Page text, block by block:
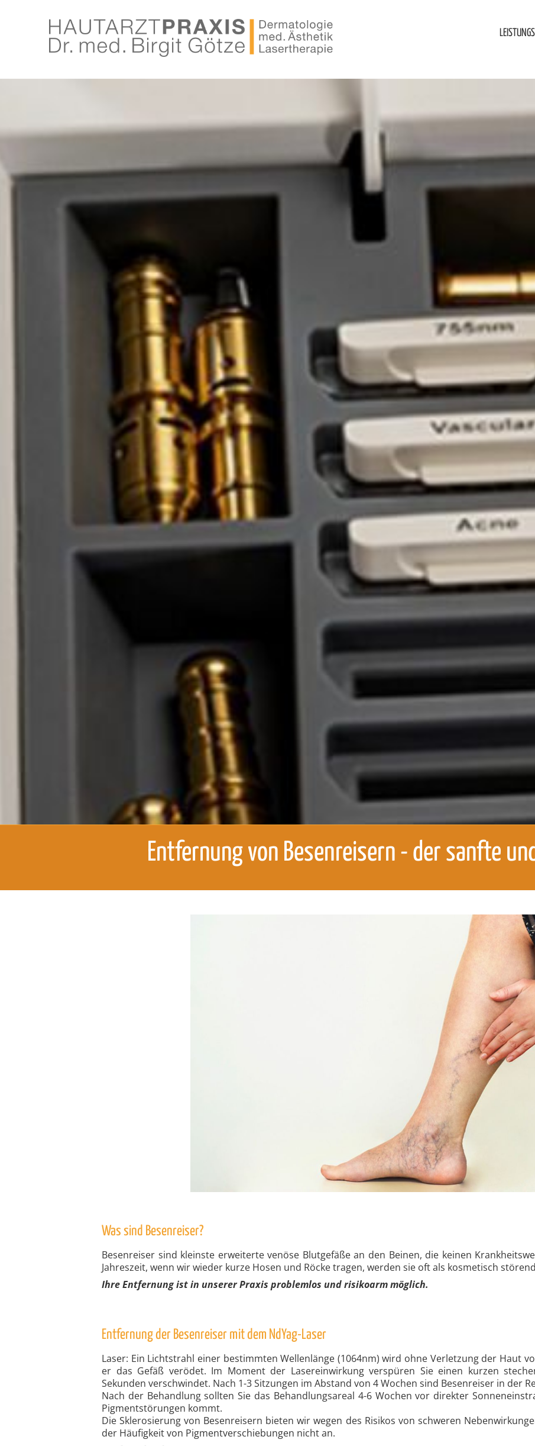
Entfernung von Besenreisern - der sanfte
Was sind Besenreiser?
Besenreiser sind kleinste erweiterte venöse Blutgefäße an den Beinen, die keinen
Jahreszeit, wenn wir wieder kurze Hosen und Röcke tragen, werden sie oft als kosmetisch
Ihre Entfernung ist in unserer Praxis problemlos und risikoarm möglich.
Entfernung der Besenreiser mit dem NdYag-Laser
Laser: Ein Lichtstrahl einer bestimmten Wellenlänge (1064nm) wird ohne Verletzung der Haut
er das Gefäß verödet. Im Moment der Lasereinwirkung verspüren Sie einen kurzen
Sekunden verschwindet. Nach 1-3 Sitzungen im Abstand von 4 Wochen sind Besenreiser in der
Nach der Behandlung sollten Sie das Behandlungsareal 4-6 Wochen vor direkter
Pigmentstörungen kommt.
Die Sklerosierung von Besenreisern bieten wir wegen des Risikos von schweren
der Häufigkeit von Pigmentverschiebungen nicht an.